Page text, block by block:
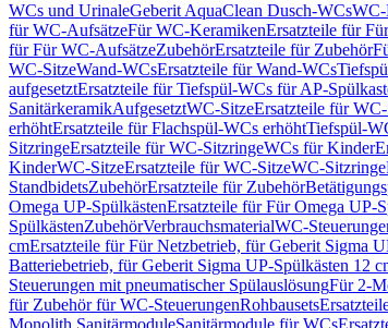
WCs und UrinaleGeberit AquaClean Dusch-WCsWC-
für WC-AufsätzeFür WC-KeramikenErsatzteile für
für Für WC-AufsätzeZubehörErsatzteile für Zubehör
WC-SitzeWand-WCsErsatzteile für Wand-WCs
aufgesetztErsatzteile für Tiefspül-WCs für AP-
SanitärkeramikAufgesetztWC-SitzeErsatzteile für
erhöhtErsatzteile für Flachspül-WCs erhöhtTiefspül-
SitzringeErsatzteile für WC-SitzringeWCs für Kinder
KinderWC-SitzeErsatzteile für WC-SitzeWC-Sitzringe
StandbidetsZubehörErsatzteile für Zubehör
Omega UP-SpülkästenErsatzteile für Für Omega UP-
SpülkästenZubehörVerbrauchsmaterialWC-
cmErsatzteile für Für Netzbetrieb, für Geberit Sigma
Batteriebetrieb, für Geberit Sigma UP-Spülkästen 12
Steuerungen mit pneumatischer SpülauslösungFür 2-
für Zubehör für WC-SteuerungenRohbausets
Monolith SanitärmoduleSanitärmodule für WCs